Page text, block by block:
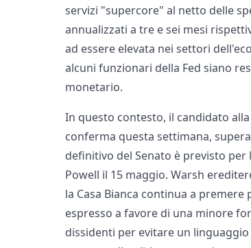
servizi "supercore" al netto delle
annualizzati a tre e sei mesi
ad essere elevata nei settori
alcuni funzionari della Fed siano
monetario.
In questo contesto, il candidato
conferma questa settimana,
definitivo del Senato è previsto
Powell il 15 maggio. Warsh
la Casa Bianca continua a
espresso a favore di una minore
dissidenti per evitare un